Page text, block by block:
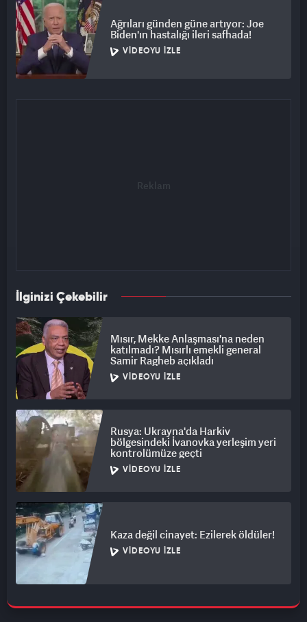
Ağrıları günden güne artıyor: Joe
Biden'ın hastalığı ileri safhada!
VIDEOYU İZLE
İlginizi Çekebilir
Mısır, Mekke Anlaşması'na neden
katılmadı? Mısırlı emekli general
Samir Ragheb açıkladı
VIDEOYU İZLE
Rusya: Ukrayna'da Harkiv
bölgesindeki İvanovka yerleşim yeri
kontrolümüze geçti
VIDEOYU İZLE
Kaza değil cinayet: Ezilerek öldüler!
VIDEOYU İZLE